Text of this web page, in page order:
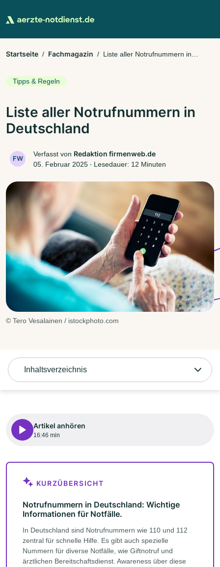
Startseite Fachmagazin
Liste aller Notrufnummern in
Tipps & Regeln
Liste aller Notrufnummern in
Deutschland
FW
Verfasst von Redaktion firmenweb.de
05. Februar 2025 ‧ Lesedauer: 12 Minuten
© Tero Vesalainen / istockphoto.com
Inhaltsverzeichnis
Artikel anhören
16:46 min
KURZÜBERSICHT
Notrufnummern in Deutschland: Wichtige
Informationen für Notfälle.
In Deutschland sind Notrufnummern wie 110 und 112
zentral für schnelle Hilfe. Es gibt auch spezielle
Nummern für diverse Notfälle, wie Giftnotruf und
ärztlichen Bereitschaftsdienst. Awareness über diese